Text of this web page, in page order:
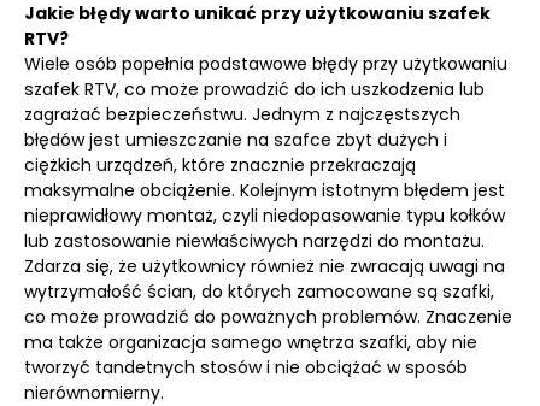
Jakie błędy warto unikać przy użytkowaniu szafek
RTV?
Wiele osób popełnia podstawowe błędy przy użytkowaniu
szafek RTV, co może prowadzić do ich uszkodzenia lub
zagrażać bezpieczeństwu. Jednym z najczęstszych
błędów jest umieszczanie na szafce zbyt dużych i
ciężkich urządzeń, które znacznie przekraczają
maksymalne obciążenie. Kolejnym istotnym błędem jest
nieprawidłowy montaż, czyli niedopasowanie typu kołków
lub zastosowanie niewłaściwych narzędzi do montażu.
Zdarza się, że użytkownicy również nie zwracają uwagi na
wytrzymałość ścian, do których zamocowane są szafki,
co może prowadzić do poważnych problemów. Znaczenie
ma także organizacja samego wnętrza szafki, aby nie
tworzyć tandetnych stosów i nie obciążać w sposób
nierównomierny.